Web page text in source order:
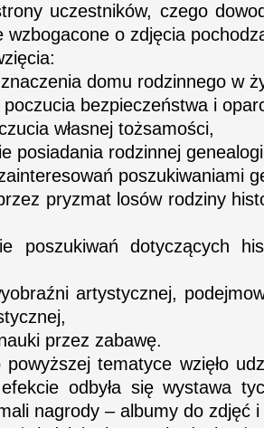
uczestników, czego
wzbogacone o zdjęcia
domu rodzinnego w
bezpieczeństwa i
własnej tożsamości,
posiadania rodzinnej
poszukiwaniami
pryzmat losów rodziny
poszukiwań dotyczących
artystycznej,
przez zabawę.
tematyce wzięło
odbyła się wystawa
nagrody – albumy do zdjęć